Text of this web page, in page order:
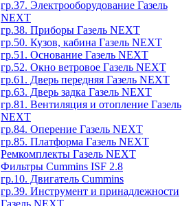
гр.37. Электрооборудование Газель
NEXT
гр.38. Приборы Газель NEXT
гр.50. Кузов, кабина Газель NEXT
гр.51. Основание Газель NEXT
гр.52. Окно ветровое Газель NEXT
гр.61. Дверь передняя Газель NEXT
гр.63. Дверь задка Газель NEXT
гр.81. Вентиляция и отопление Газель
NEXT
гр.84. Оперение Газель NEXT
гр.85. Платформа Газель NEXT
Ремкомплекты Газель NEXT
Фильтры Cummins ISF 2.8
гр.10. Двигатель Cummins
гр.39. Инструмент и принадлежности
Газель NEXT